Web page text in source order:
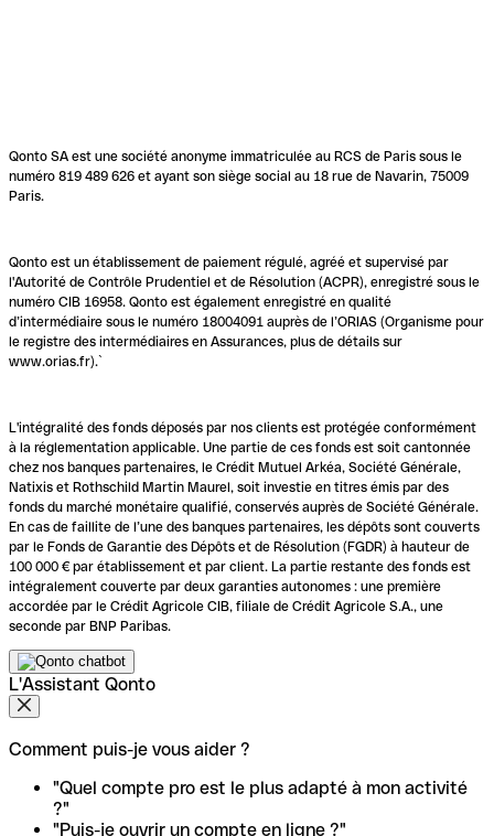
Qonto SA est une société anonyme immatriculée au RCS de Paris sous le
numéro 819 489 626 et ayant son siège social au 18 rue de Navarin, 75009
Paris.
Qonto est un établissement de paiement régulé, agréé et supervisé par
l'Autorité de Contrôle Prudentiel et de Résolution (ACPR), enregistré sous le
numéro CIB 16958. Qonto est également enregistré en qualité
d’intermédiaire sous le numéro 18004091 auprès de l’ORIAS (Organisme pour
le registre des intermédiaires en Assurances, plus de détails sur
www.orias.fr).`
L'intégralité des fonds déposés par nos clients est protégée conformément
à la réglementation applicable. Une partie de ces fonds est soit cantonnée
chez nos banques partenaires, le Crédit Mutuel Arkéa, Société Générale,
Natixis et Rothschild Martin Maurel, soit investie en titres émis par des
fonds du marché monétaire qualifié, conservés auprès de Société Générale.
En cas de faillite de l’une des banques partenaires, les dépôts sont couverts
par le Fonds de Garantie des Dépôts et de Résolution (FGDR) à hauteur de
100 000 € par établissement et par client. La partie restante des fonds est
intégralement couverte par deux garanties autonomes : une première
accordée par le Crédit Agricole CIB, filiale de Crédit Agricole S.A., une
seconde par BNP Paribas.
L'Assistant Qonto
Comment puis-je vous aider ?
"Quel compte pro est le plus adapté à mon activité
?"
"Puis-je ouvrir un compte en ligne ?"